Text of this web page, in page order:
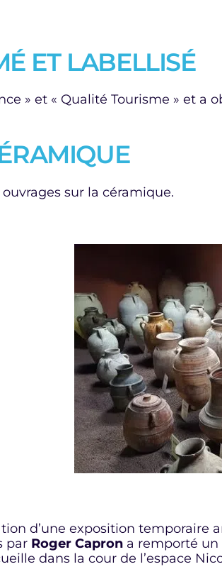
ET LABELLISÉ
» et « Qualité Tourisme » et
sur la céramique.
d’une exposition temporaire
par Roger Capron a remporté un
dans la cour de l’espace